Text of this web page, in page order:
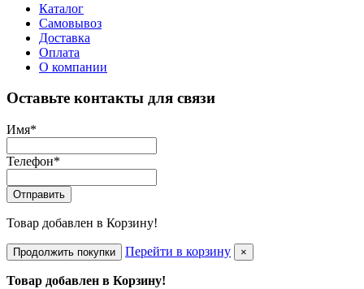
Каталог
Самовывоз
Доставка
Оплата
О компании
Оставьте контакты для связи
Имя*
Телефон*
Отправить
Товар добавлен в Корзину!
Продолжить покупки Перейти в корзину ×
Товар добавлен в Корзину!